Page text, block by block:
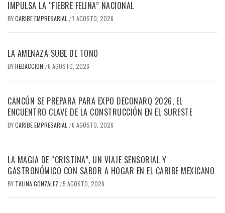
IMPULSA LA “FIEBRE FELINA” NACIONAL
BYCARIBE EMPRESARIAL / 7 AGOSTO, 2026
LA AMENAZA SUBE DE TONO
BYREDACCION /6 AGOSTO, 2026
CANCÚN SE PREPARA PARA EXPO DECONARQ 2026, EL
ENCUENTRO CLAVE DE LA CONSTRUCCIÓN EN EL SURESTE
BYCARIBE EMPRESARIAL /6 AGOSTO, 2026
LA MAGIA DE “CRISTINA”, UN VIAJE SENSORIAL Y
GASTRONÓMICO CON SABOR A HOGAR EN EL CARIBE MEXICANO
BY TALINA GONZALEZ /5 AGOSTO, 2026